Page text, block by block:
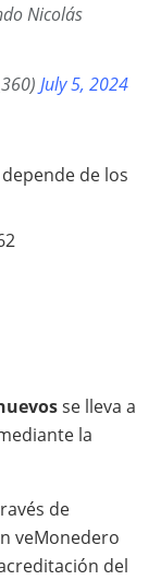
Nicolás
July 5, 2024
de los
se lleva a
la
de
veMonedero
del